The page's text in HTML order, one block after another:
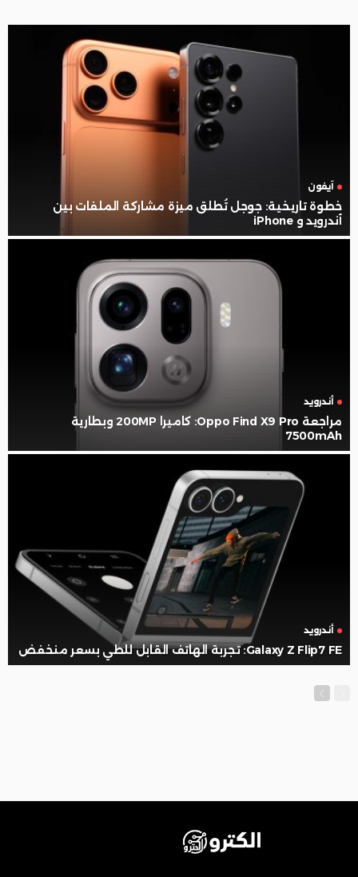
آيفون
خطوة تاريخية: جوجل تُطلق ميزة مشاركة الملفات بين
أندرويد و iPhone
أندرويد
مراجعة Oppo Find X9 Pro: كاميرا 200MP وبطارية
7500mAh
أندرويد
Galaxy Z Flip7 FE: تجربة الهاتف القابل للطي بسعر منخفض